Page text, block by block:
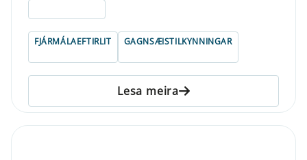
FJÁRMÁLAEFTIRLIT GAGNSÆISTILKYNNINGAR
Lesa meira